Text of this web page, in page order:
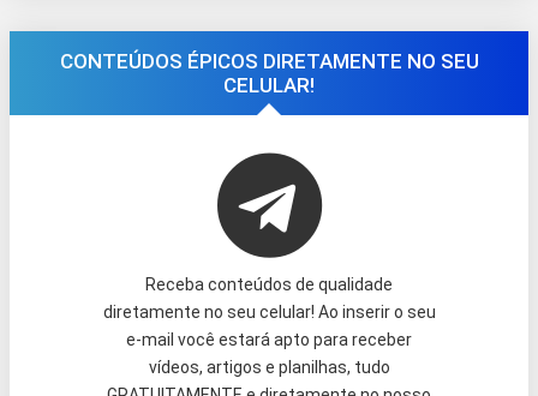
CONTEÚDOS ÉPICOS DIRETAMENTE NO SEU
CELULAR!
Receba conteúdos de qualidade
diretamente no seu celular! Ao inserir o seu
e-mail você estará apto para receber
vídeos, artigos e planilhas, tudo